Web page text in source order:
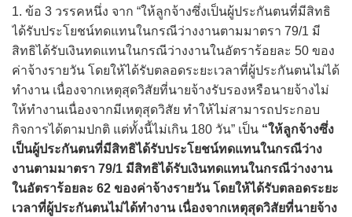
1. ข้อ 3 วรรคหนึ่ง จาก “ให้ลูกจ้างซึ่งเป็นผู้ประกันตนที่มีสิทธิ
ได้รับประโยชน์ทดแทนในกรณีว่างงานตามมาตรา 79/1 มี
สิทธิได้รับเงินทดแทนในกรณีว่างงานในอัตราร้อยละ 50 ของ
ค่าจ้างรายวัน โดยให้ได้รับตลอดระยะเวลาที่ผู้ประกันตนไม่ได้
ทำงาน เนื่องจากเหตุสุดวิสัยที่นายจ้างรับรองหรือนายจ้างไม่
ให้ทำงานเนื่องจากมีเหตุสุดวิสัย ทำให้ไม่สามารถประกอบ
กิจการได้ตามปกติ แต่ทั้งนี้ไม่เกิน 180 วัน” เป็น “ให้ลูกจ้างซึ่ง
เป็นผู้ประกันตนที่มีสิทธิได้รับประโยชน์ทดแทนในกรณีว่าง
งานตามมาตรา 79/1 มีสิทธิได้รับเงินทดแทนในกรณีว่างงาน
ในอัตราร้อยละ 62 ของค่าจ้างรายวัน โดยให้ได้รับตลอดระยะ
เวลาที่ผู้ประกันตนไม่ได้ทำงาน เนื่องจากเหตุสุดวิสัยที่นายจ้าง